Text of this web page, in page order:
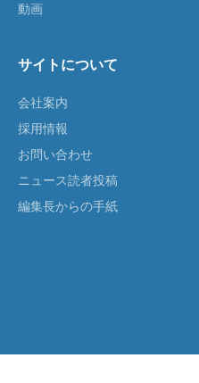
動画
サイトについて
会社案内
採用情報
お問い合わせ
ニュース読者投稿
編集長からの手紙